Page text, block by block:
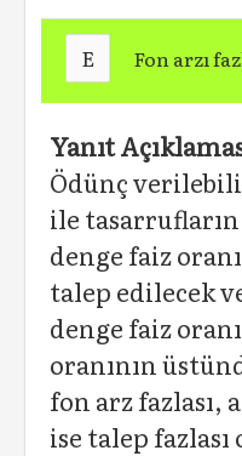
E Fon arzı
Yanıt
Ödünç
ile
denge faiz
talep edilecek
denge faiz
oranının
fon arz fazlası,
ise talep fazlası